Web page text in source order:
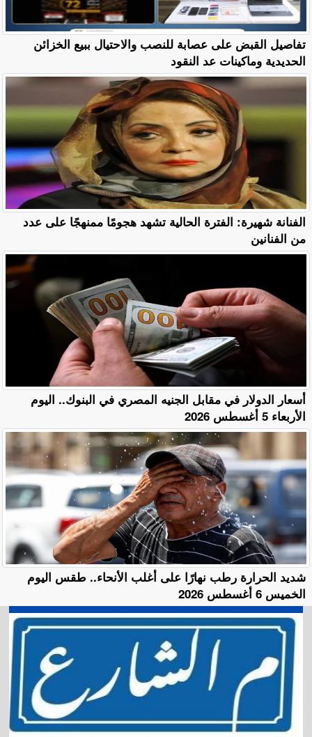
تفاصيل القبض على عصابة للنصب والاحتيال ببيع الخزائن
الحديدية وماكينات عد النقود
الفنانة شهيرة: الفترة الحالية تشهد هجومًا ممنهجًا على عدد
من الفنانين
أسعار الدولار في مقابل الجنيه المصري في البنوك.. اليوم
الأربعاء 5 أغسطس 2026
​شديد الحرارة رطب نهارًا على أغلب الأنحاء.. طقس اليوم
الخميس 6 أغسطس 2026